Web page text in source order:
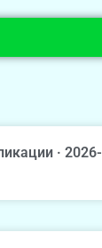
· 2026-